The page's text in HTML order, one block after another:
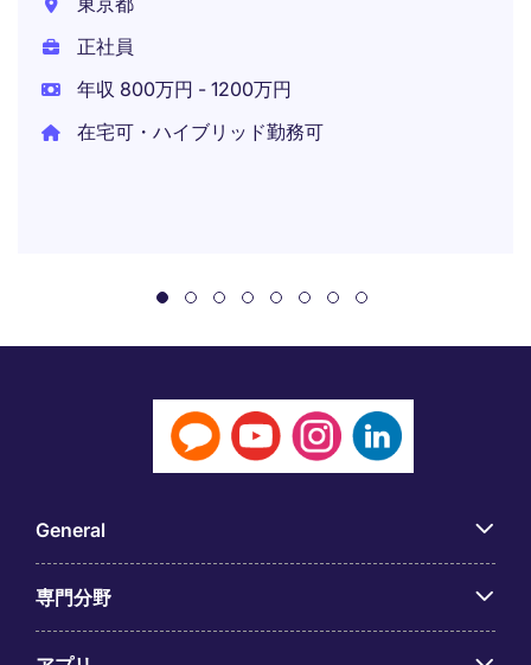
正社員
年収 800万円 - 1200万円
在宅可・ハイブリッド勤務可
General
専門分野